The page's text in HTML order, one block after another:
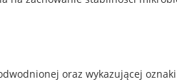
oraz wykazującej